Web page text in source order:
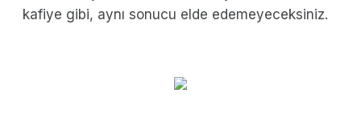
kafiye gibi, aynı sonucu elde edemeyeceksiniz.